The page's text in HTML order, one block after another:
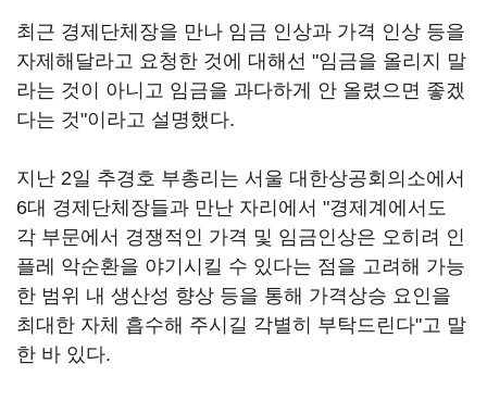
최근 경제단체장을 만나 임금 인상과 가격 인상 등을
자제해달라고 요청한 것에 대해선 "임금을 올리지 말
라는 것이 아니고 임금을 과다하게 안 올렸으면 좋겠
다는 것"이라고 설명했다.
지난 2일 추경호 부총리는 서울 대한상공회의소에서
6대 경제단체장들과 만난 자리에서 "경제계에서도
각 부문에서 경쟁적인 가격 및 임금인상은 오히려 인
플레 악순환을 야기시킬 수 있다는 점을 고려해 가능
한 범위 내 생산성 향상 등을 통해 가격상승 요인을
최대한 자체 흡수해 주시길 각별히 부탁드린다"고 말
한 바 있다.